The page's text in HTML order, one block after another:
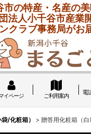
市の特産・名産の
法人小千谷市産業
クラブ事務局がお
イページ ご利用案内
電
/化粧箱） > 贈答用化粧箱（白